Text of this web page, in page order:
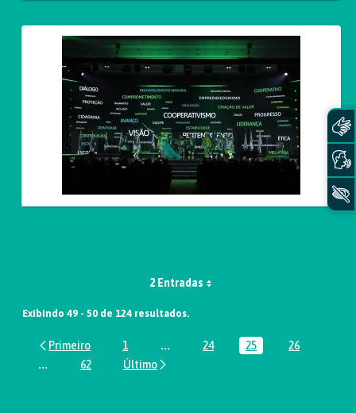
2 Entradas
Exibindo 49 - 50 de 124 resultados.
Página
1 ...Páginas intermediárias Usar ABA
Página
24 Página
25 Página
26
...Páginas intermediárias Usar ABA para navegar.
Página
62